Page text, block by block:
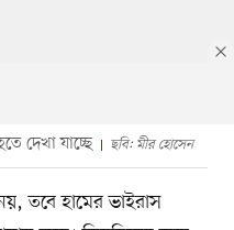
দেখা যাচ্ছে ছবি: মীর হোসেন
তবে হামের ভাইরাস